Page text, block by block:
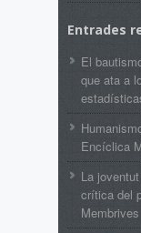
Entrades
El
que ata a
Encíclica
La
crítica del
Membrives